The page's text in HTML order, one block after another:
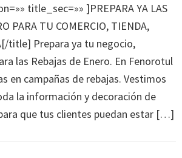
title_sec=»» ]PREPARA YA LAS
PARA TU COMERCIO, TIENDA,
title] Prepara ya tu negocio,
las Rebajas de Enero. En Fenorotul
en campañas de rebajas. Vestimos
la información y decoración de
que tus clientes puedan estar […]